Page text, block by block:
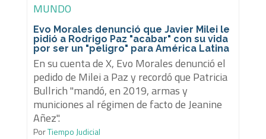
MUNDO
Evo Morales denunció que Javier Milei le
pidió a Rodrigo Paz "acabar" con su vida
por ser un "peligro" para América Latina
En su cuenta de X, Evo Morales denunció el
pedido de Milei a Paz y recordó que Patricia
Bullrich "mandó, en 2019, armas y
municiones al régimen de facto de Jeanine
Añez".
PorTiempo Judicial